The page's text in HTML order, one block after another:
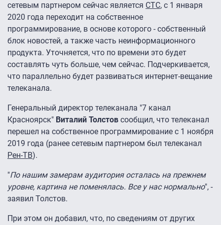
сетевым партнером сейчас является СТС, с 1 января
2020 года переходит на собственное
программирование, в основе которого - собственный
блок новостей, а также часть неинформационного
продукта. Уточняется, что по времени это будет
составлять чуть больше, чем сейчас. Подчеркивается,
что параллельно будет развиваться интернет-вещание
телеканала.
Генеральный директор телеканала "7 канал
Красноярск" Виталий Толстов сообщил, что телеканал
перешел на собственное программирование с 1 ноября
2019 года (ранее сетевым партнером был телеканал
Рен-ТВ).
"По нашим замерам аудитория осталась на прежнем
уровне, картина не поменялась. Все у нас нормально", -
заявил Толстов.
При этом он добавил, что, по сведениям от других